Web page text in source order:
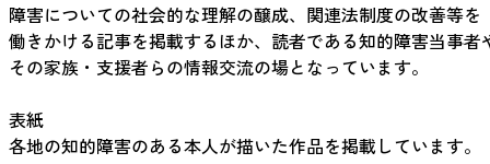
障害についての社会的な理解の醸成、関連法制度の改善等を
働きかける記事を掲載するほか、読者である知的障害当事者
その家族・支援者らの情報交流の場となっています。
表紙
各地の知的障害のある本人が描いた作品を掲載しています。